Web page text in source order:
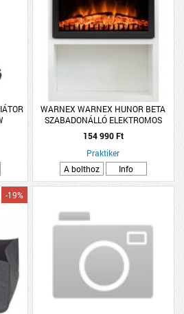
WARNEX WARNEX HUNOR BETA
SZABADONÁLLÓ ELEKTROMOS
LÁTVÁNYKANDALLÓ 2000W FEHÉR
154 990 Ft
Praktiker
A bolthoz
Info
-19%